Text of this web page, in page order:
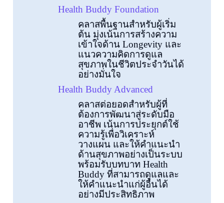
Health Buddy Foundation
คลาสพื้นฐานสำหรับผู้เริ่ม
ต้น มุ่งเน้นการสร้างความ
เข้าใจด้าน Longevity และ
แนวความคิดการดูแล
สุขภาพในชีวิตประจำวันได้
อย่างมั่นใจ
Health Buddy Advanced
คลาสต่อยอดสำหรับผู้ที่
ต้องการพัฒนาสู่ระดับมือ
อาชีพ เน้นการประยุกต์ใช้
ความรู้เพื่อวิเคราะห์
วางแผน และให้คำแนะนำ
ด้านสุขภาพอย่างเป็นระบบ
พร้อมรับบทบาท Health
Buddy ที่สามารถดูแลและ
ให้คำแนะนำแก่ผู้อื่นได้
อย่างมีประสิทธิภาพ